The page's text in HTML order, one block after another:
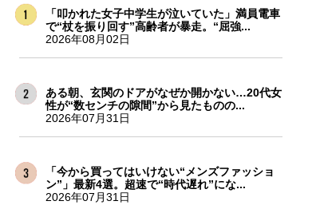
「叩かれた女子中学生が泣いていた」満員電車
で“杖を振り回す”高齢者が暴走。“屈強...
2026年08月02日
ある朝、玄関のドアがなぜか開かない…20代女
性が“数センチの隙間”から見たものの...
2026年07月31日
「今から買ってはいけない“メンズファッショ
ン”」最新4選。超速で“時代遅れ”にな...
2026年07月31日